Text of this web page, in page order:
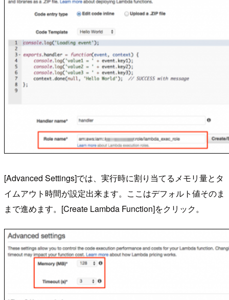
[Advanced Settings]では、実行時に割り当てるメモリ量とタ
イムアウト時間が設定出来ます。ここはデフォルト値そのま
まで進めます。[Create Lambda Function]をクリック。